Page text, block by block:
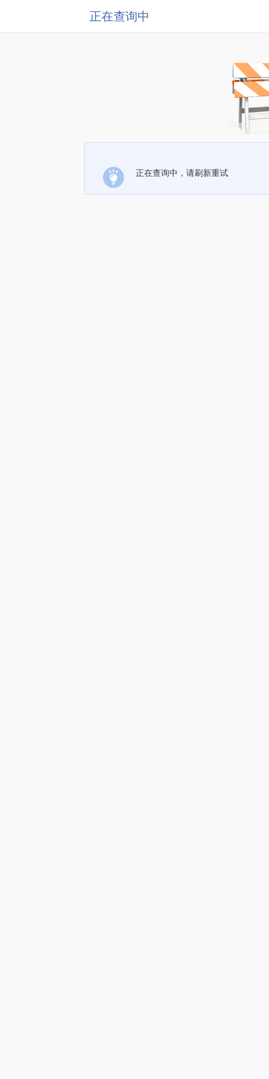
正在查询中
正在查询中，请刷新重试